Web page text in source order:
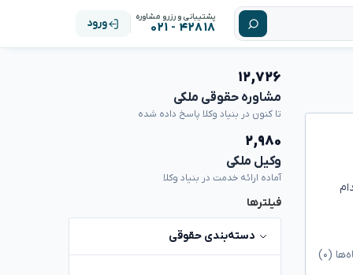
پشتیبانی و رزرو مشاوره
۴۲۸۱۸ - ۰۲۱ ورود
(۰)
۱۲,۷۲۶
مشاوره حقوقی ملکی
تا کنون در بنیاد وکلا پاسخ داده شده
۲,۹۸۰
وکیل ملکی
آماده ارائه خدمت در بنیاد وکلا
فیلترها
دسته‌بندی حقوقی